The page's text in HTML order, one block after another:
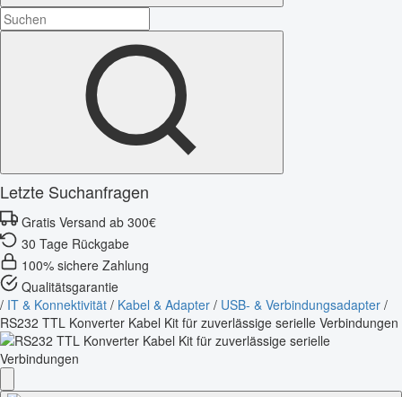
Letzte Suchanfragen
Gratis Versand ab 300€
30 Tage Rückgabe
100% sichere Zahlung
Qualitätsgarantie
/ IT & Konnektivität / Kabel & Adapter / USB- & Verbindungsadapter /
RS232 TTL Konverter Kabel Kit für zuverlässige serielle Verbindungen